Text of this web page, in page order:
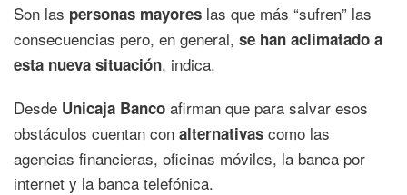
Son las personas mayores las que más “sufren” las
consecuencias pero, en general, se han aclimatado a
esta nueva situación, indica.
Desde Unicaja Banco afirman que para salvar esos
obstáculos cuentan con alternativas como las
agencias financieras, oficinas móviles, la banca por
internet y la banca telefónica.